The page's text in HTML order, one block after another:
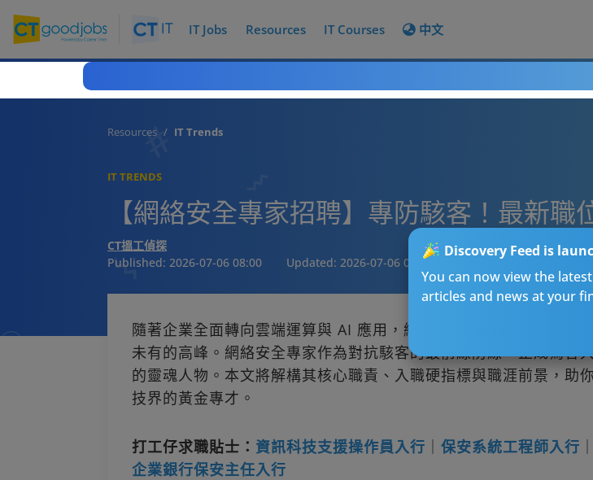
IT Jobs Resources IT Courses 中文
Discovery Feed is
You can now view the
articles and news at your
Resources IT Trends
IT TRENDS
【網絡安全專家招聘】專防駭客！最新
CT搵工偵探
Published: 2026-07-06 08:00 Updated: 2026-07-06 08:00
隨著企業全面轉向雲端運算與 AI 應用，網絡攻擊的頻率與複雜度
未有的高峰。網絡安全專家作為對抗駭客的最前線防線，正成為各
的靈魂人物。本文將解構其核心職責、入職硬指標與職涯前景，助
技界的黃金專才。
打工仔求職貼士： 資訊科技支援操作員入行 保安系統工程師入行
企業銀行保安主任入行